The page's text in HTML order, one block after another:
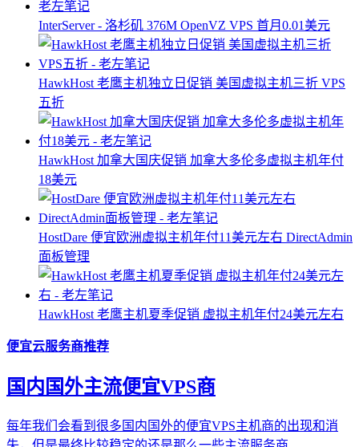
InterServer - 洛杉矶 376M OpenVZ VPS 首月0.01美元
HawkHost 老鹰主机独立日促销 美国虚拟主机三折 VPS
五折
HawkHost 加拿大国庆促销 加拿大多伦多虚拟主机年付
18美元
HostDare 便宜欧洲虚拟主机年付11美元左右 DirectAdmin
面板管理
HawkHost 老鹰主机夏季促销 虚拟主机年付24美元左右
便宜云服务商推荐
国内国外主流便宜VPS商
每年我们会看到很多国内国外的便宜VPS主机商的出现和消